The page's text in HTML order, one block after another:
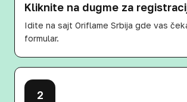
Kliknite na dugme za
Idite na sajt Oriflame Srbija gde vas
formular.
2